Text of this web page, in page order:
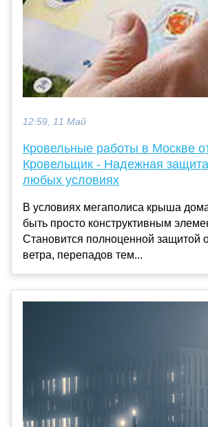
12:59, 11 Май
Кровельные работы в Москве
Кровельщик - Надежная
любых условиях
В условиях мегаполиса крыша
быть просто конструктивным
Становится полноценной защитой
ветра, перепадов тем...